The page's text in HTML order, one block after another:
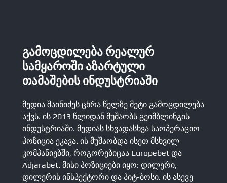
ᲒᲐᲛᲝᲪᲓᲘᲚᲔᲑᲐ ᲠᲔᲐᲚᲣᲠ
ᲡᲐᲛᲧᲐᲠᲝᲨᲘ ᲐᲖᲐᲠᲢᲣᲚᲘ
ᲗᲐᲛᲐᲨᲔᲑᲘᲡ ᲘᲜᲓᲣᲡᲢᲠᲘᲐᲨᲘ
მედია შაინიძეს ცხრა წელზე მეტი გამოცდილება
აქვს. ის 2013 წლიდან მუშაობს გეიმბლინგის
ინდუსტრიაში. მედიას სხვადასხვა საოპერაციო
პოზიცია ეკავა. ის მუშაობდა ისეთ მსხვილ
კომპანიებში, როგორებიცაა Europebet და
Adjarabet. მისი პოზიციები იყო: დილერი,
დილერის ინსპექტორი და პიტ-ბოსი. ის ასევე